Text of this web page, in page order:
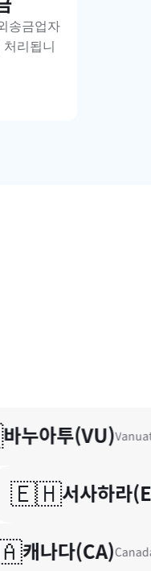
송금업자
리됩니
아투(VU)Vanuatu
서사하라(EH)
나다(CA)Canada